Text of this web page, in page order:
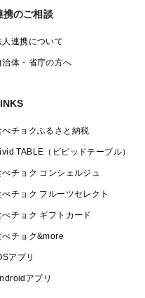
携のご相談
人連携について
治体・省庁の方へ
べチョクふるさと納税
TABLE（ビビッドテーブル）
べチョク コンシェルジュ
べチョク フルーツセレクト
べチョク ギフトカード
べチョク&more
アプリ
アプリ